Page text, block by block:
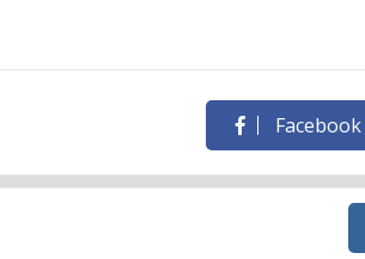
Facebook